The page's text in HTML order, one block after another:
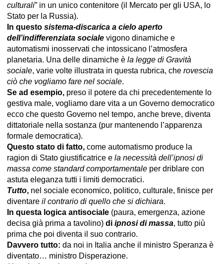
culturali” in un unico contenitore (il Mercato per gli USA, lo
Stato per la Russia).
In questo sistema-discarica a cielo aperto
dell’indifferenziata sociale vigono dinamiche e
automatismi inosservati che intossicano l’atmosfera
planetaria. Una delle dinamiche è la legge di Gravità
sociale, varie volte illustrata in questa rubrica, che rovescia
ciò che vogliamo fare nel sociale.
Se ad esempio, preso il potere da chi precedentemente lo
gestiva male, vogliamo dare vita a un Governo democratico
ecco che questo Governo nel tempo, anche breve, diventa
dittatoriale nella sostanza (pur mantenendo l’apparenza
formale democratica).
Questo stato di fatto, come automatismo produce la
ragion di Stato giustificatrice e la necessità dell’ipnosi di
massa come standard comportamentale per driblare con
astuta eleganza tutti i limiti democratici.
Tutto, nel sociale economico, politico, culturale, finisce per
diventare il contrario di quello che si dichiara.
In questa logica antisociale (paura, emergenza, azione
decisa già prima a tavolino) di ipnosi di massa, tutto più
prima che poi diventa il suo contrario.
Davvero tutto: da noi in Italia anche il ministro Speranza è
diventato… ministro Disperazione.